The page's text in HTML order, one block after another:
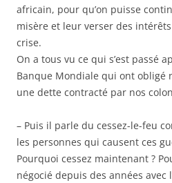
africain, pour qu’on puisse
misère et leur verser des
crise.
On a tous vu ce qui s’est passé
Banque Mondiale qui ont obligé
une dette contracté par nos
– Puis il parle du cessez-le-feu
les personnes qui causent ces
Pourquoi cessez maintenant ?
négocié depuis des années avec